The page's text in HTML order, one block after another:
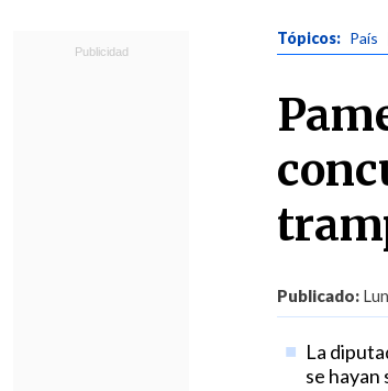
Tópicos: País
Publicado:
La
se hayan